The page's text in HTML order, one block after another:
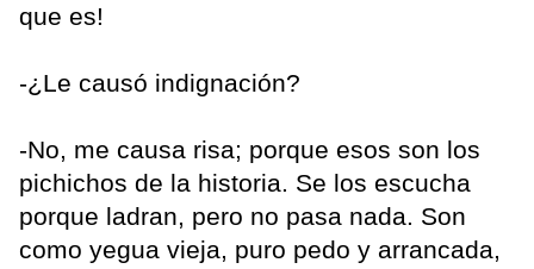
que es!
-¿Le causó indignación?
-No, me causa risa; porque esos son los
pichichos de la historia. Se los escucha
porque ladran, pero no pasa nada. Son
como yegua vieja, puro pedo y arrancada,